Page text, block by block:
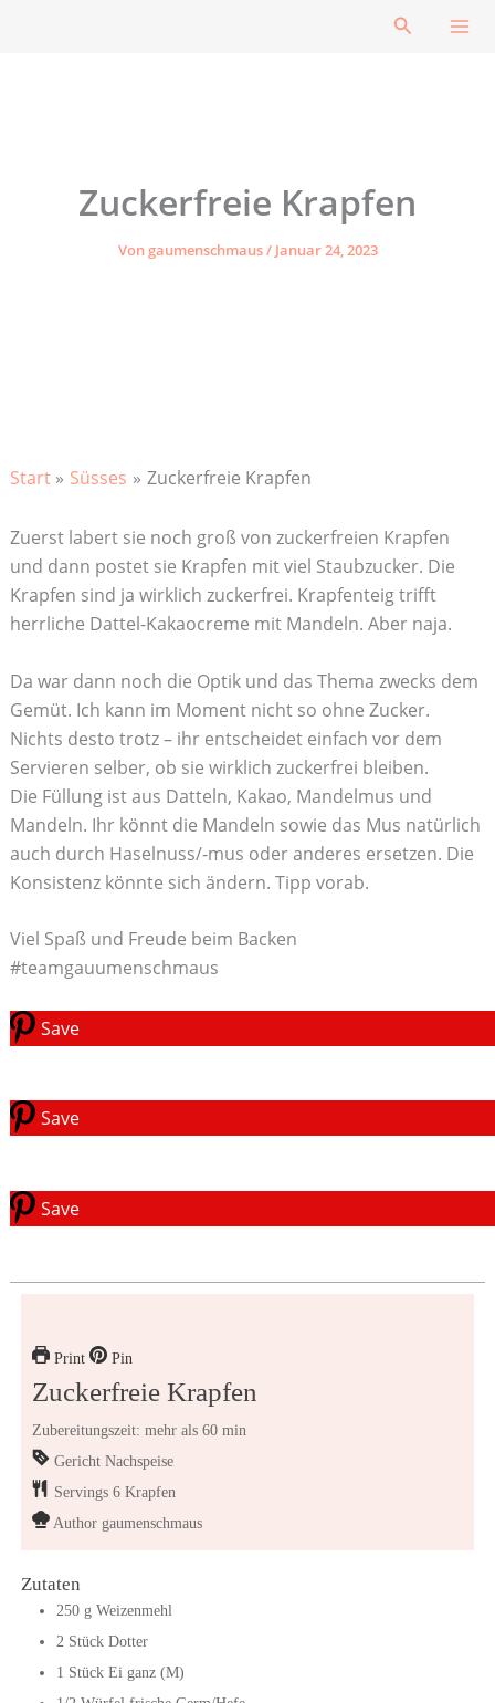
Suchen
Zuckerfreie Krapfen
Vongaumenschmaus/ Januar 24, 2023
Start Süsses Zuckerfreie Krapfen
Zuerst labert sie noch groß von zuckerfreien Krapfen
und dann postet sie Krapfen mit viel Staubzucker. Die
Krapfen sind ja wirklich zuckerfrei. Krapfenteig trifft
herrliche Dattel-Kakaocreme mit Mandeln. Aber naja.
Da war dann noch die Optik und das Thema zwecks dem
Gemüt. Ich kann im Moment nicht so ohne Zucker.
Nichts desto trotz – ihr entscheidet einfach vor dem
Servieren selber, ob sie wirklich zuckerfrei bleiben.
Die Füllung ist aus Datteln, Kakao, Mandelmus und
Mandeln. Ihr könnt die Mandeln sowie das Mus natürlich
auch durch Haselnuss/-mus oder anderes ersetzen. Die
Konsistenz könnte sich ändern. Tipp vorab.
Viel Spaß und Freude beim Backen
#teamgauumenschmaus
Save
Save
Save
Print Pin
Zuckerfreie Krapfen
Zubereitungszeit: mehr als 60 min
Gericht Nachspeise
Servings 6 Krapfen
Author gaumenschmaus
Zutaten
250 g Weizenmehl
2 Stück Dotter
1 Stück Ei ganz (M)